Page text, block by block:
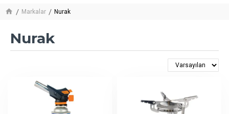
Markalar Nurak
Nurak